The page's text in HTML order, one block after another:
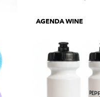
AGENDA WINE